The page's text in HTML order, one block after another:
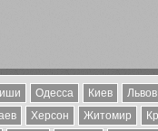
Одесса Киев Львов
Херсон Житомир